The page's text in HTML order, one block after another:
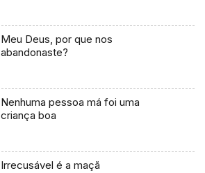
Meu Deus, por que nos
abandonaste?
Nenhuma pessoa má foi uma
criança boa
Irrecusável é a maçã